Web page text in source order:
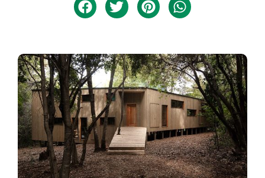
Arquitectura
CASA NALA